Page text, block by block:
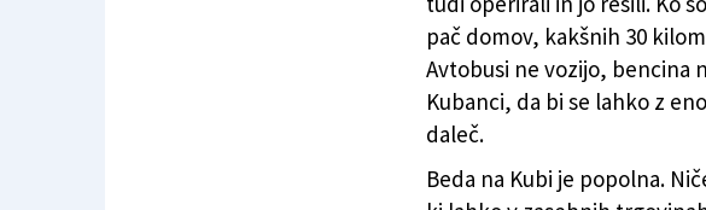
pač domov, kakšnih 30
Avtobusi ne vozijo, bencina
Kubanci, da bi se lahko z
daleč.
Beda na Kubi je popolna.